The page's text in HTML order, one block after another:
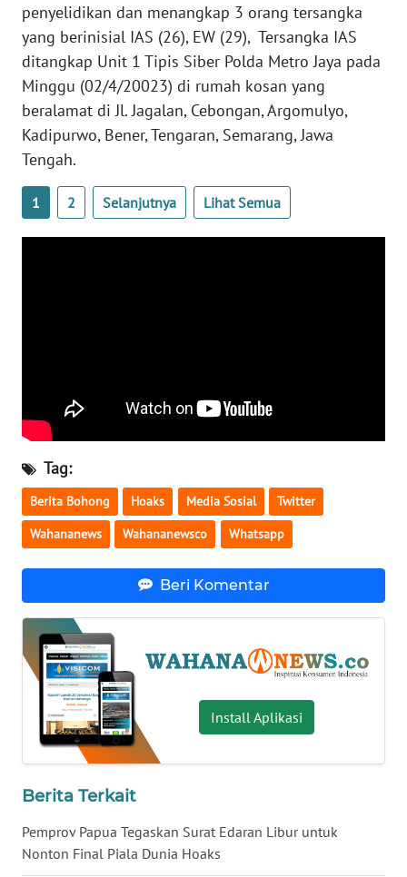
penyelidikan dan menangkap 3 orang tersangka
yang berinisial IAS (26), EW (29), Tersangka IAS
ditangkap Unit 1 Tipis Siber Polda Metro Jaya pada
Minggu (02/4/20023) di rumah kosan yang
beralamat di Jl. Jagalan, Cebongan, Argomulyo,
Kadipurwo, Bener, Tengaran, Semarang, Jawa
Tengah.
1 2 Selanjutnya Lihat Semua
Tag:
Berita Bohong Hoaks Media Sosial Twitter
Wahananews Wahananewsco Whatsapp
Beri Komentar
Install Aplikasi
Berita Terkait
Pemprov Papua Tegaskan Surat Edaran Libur untuk
Nonton Final Piala Dunia Hoaks
WN
RIAU
WN
SERAMBI
WN
WN
WN
BABEL
WN
SUMSEL
WN
BENGKULU
WN
LAMPUNG
WN
JATENG